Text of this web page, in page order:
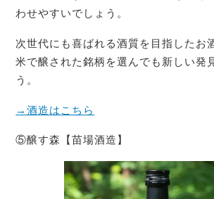
わせやすいでしょう。
次世代にも喜ばれる酒質を目指したお
米で醸された銘柄を選んでも新しい発
う。
→酒造はこちら
⑤醸す森【苗場酒造】